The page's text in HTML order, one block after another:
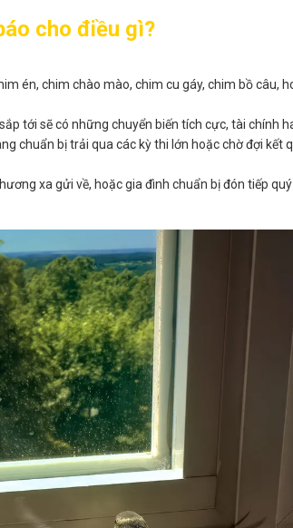
cho điều gì?
én, chim chào mào, chim cu gáy, chim bồ câu,
tới sẽ có những chuyển biến tích cực, tài chính
chuẩn bị trải qua các kỳ thi lớn hoặc chờ đợi kết
xa gửi về, hoặc gia đình chuẩn bị đón tiếp